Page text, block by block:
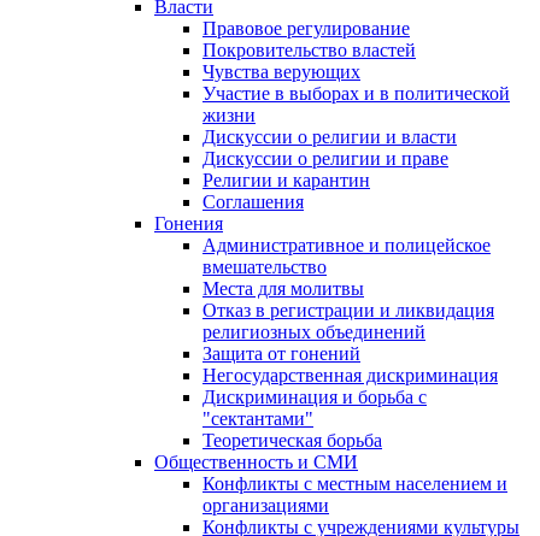
Власти
Правовое регулирование
Покровительство властей
Чувства верующих
Участие в выборах и в политической
жизни
Дискуссии о религии и власти
Дискуссии о религии и праве
Религии и карантин
Соглашения
Гонения
Административное и полицейское
вмешательство
Места для молитвы
Отказ в регистрации и ликвидация
религиозных объединений
Защита от гонений
Негосударственная дискриминация
Дискриминация и борьба с
"сектантами"
Теоретическая борьба
Общественность и СМИ
Конфликты с местным населением и
организациями
Конфликты с учреждениями культуры